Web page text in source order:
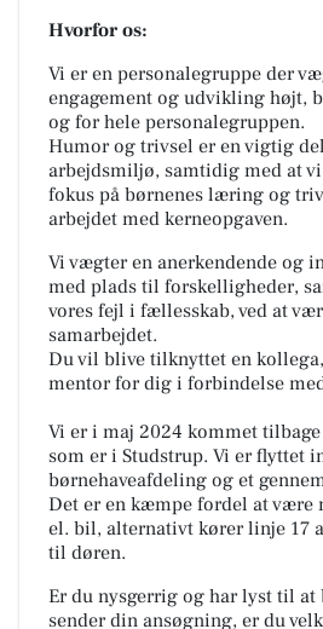
Hvorfor os:
Vi er en personalegruppe der
engagement og udvikling højt,
og for hele personalegruppen.
Humor og trivsel er en vigtig
arbejdsmiljø, samtidig med at
fokus på børnenes læring og
arbejdet med kerneopgaven.
Vi vægter en anerkendende og
med plads til forskelligheder,
vores fejl i fællesskab, ved at
samarbejdet.
Du vil blive tilknyttet en
mentor for dig i forbindelse
Vi er i maj 2024 kommet tilbage
som er i Studstrup. Vi er flyttet
børnehaveafdeling og et
Det er en kæmpe fordel at være
el. bil, alternativt kører linje 17
til døren.
Er du nysgerrig og har lyst til at
sender din ansøgning, er du